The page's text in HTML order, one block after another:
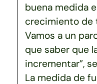
buena medida
crecimiento de
Vamos a un
que saber que
incrementar”,
La medida de